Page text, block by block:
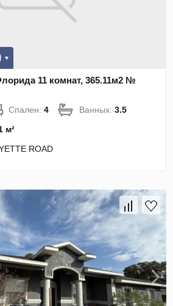
11 комнат, 365.11м2 №
Спален:4 Ванных:3.5
м²
ROAD